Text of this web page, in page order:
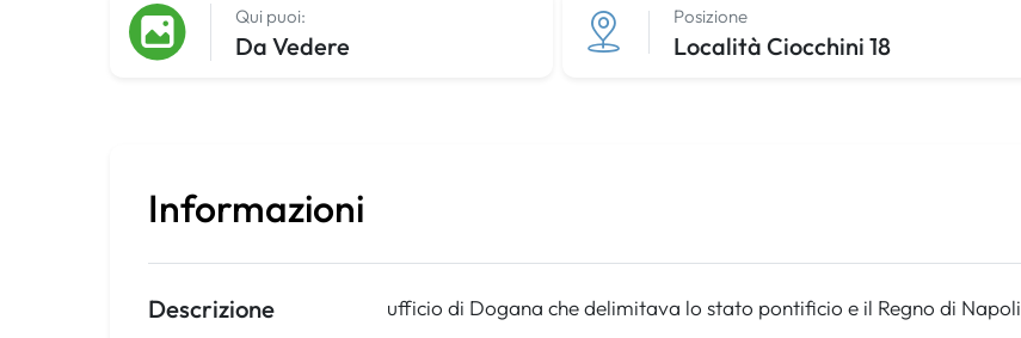
Qui puoi:
Da Vedere
Posizione
Località Ciocchini 18
Informazioni
Descrizione ufficio di Dogana che delimitava lo stato pontificio e il Regno di Napoli